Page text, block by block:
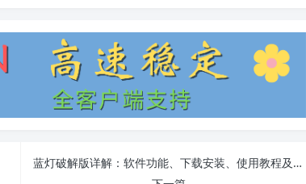
蓝灯破解版详解：软件功能、下载安装、使用教程及常见问题FAQ